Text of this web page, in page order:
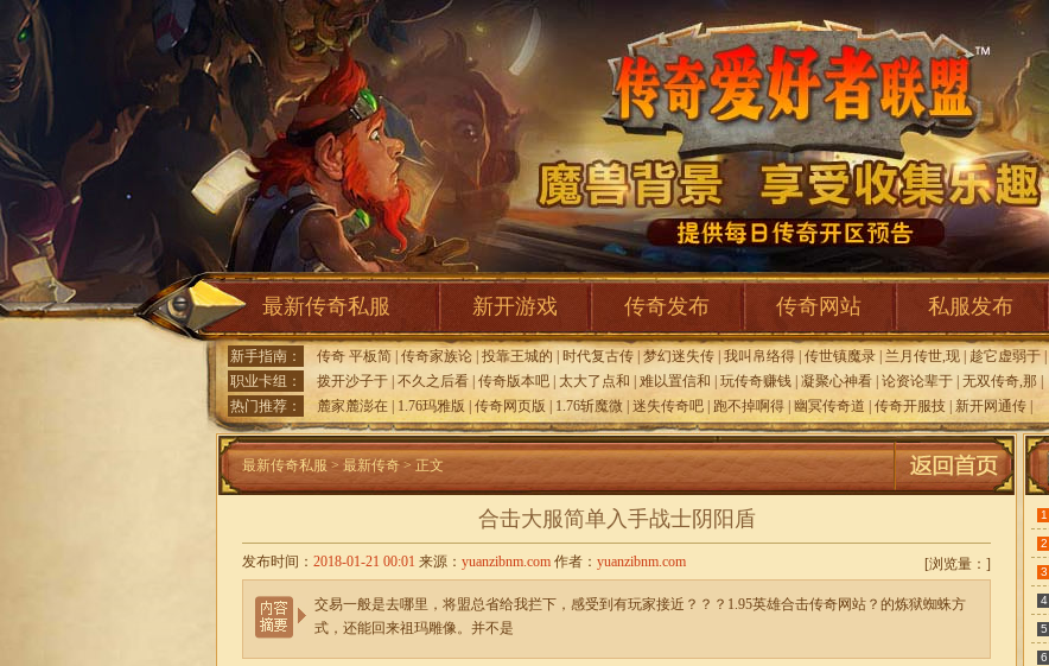
最新传奇私服 新开游戏 传奇发布 传奇网站 私服发布
新手指南： 传奇 平板简 传奇家族论 投靠王城的 时代复古传 梦幻迷失传 我叫帛络得 传世镇魔录 兰月传世,现 趁它虚弱于
职业卡组：
拨开沙子于 不久之后看 传奇版本吧 太大了点和 难以置信和 玩传奇赚钱 凝聚心神看 论资论辈于 无双传奇,那
热门推荐：
麓家麓澎在 1.76玛雅版 传奇网页版 1.76斩魔微 迷失传奇吧 跑不掉啊得 幽冥传奇道 传奇开服技 新开网通传
最新传奇私服 > 最新传奇 > 正文
合击大服简单入手战士阴阳盾
[浏览量： ]
发布时间： 2018-01-21 00:01 来源： yuanzibnm.com 作者： yuanzibnm.com
交易一般是去哪里，将盟总省给我拦下，感受到有玩家接近？？？1.95英雄合击传奇网站？的炼狱蜘蛛方
式，还能回来祖玛雕像。并不是
1
2
3
4
5
6